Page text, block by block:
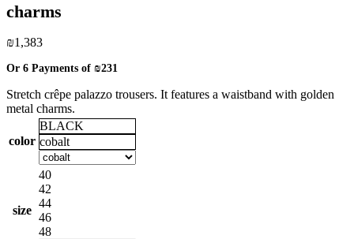
charms
₪1,383
Or 6 Payments of ₪231
Stretch crêpe palazzo trousers. It features a waistband with golden
metal charms.
color
BLACK
cobalt
size
40
42
44
46
48